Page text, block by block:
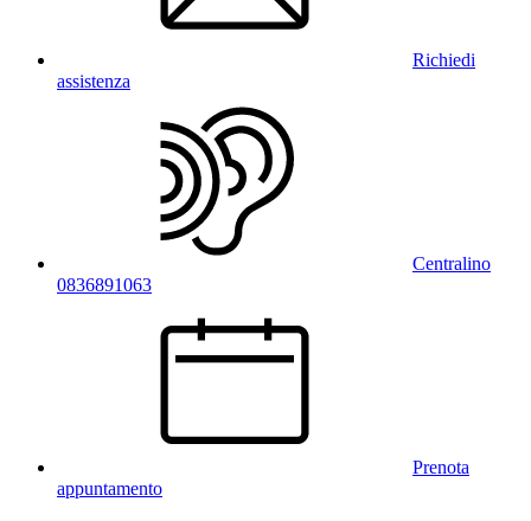
Richiedi
assistenza
Centralino
0836891063
Prenota
appuntamento